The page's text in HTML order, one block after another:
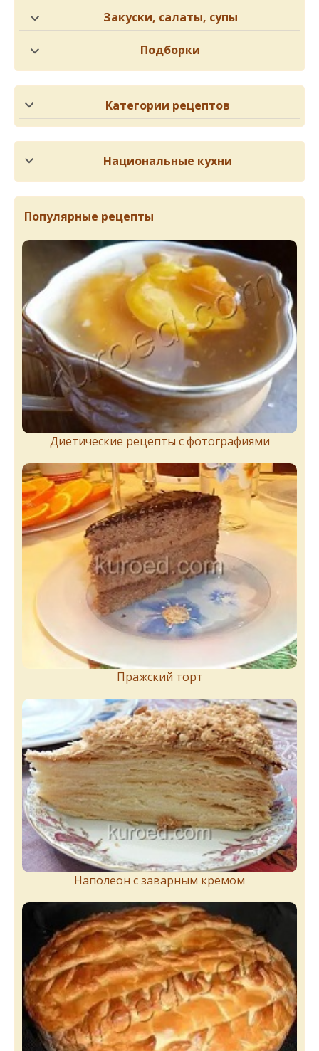
Закуски, салаты, супы
Подборки
Категории рецептов
Национальные кухни
Популярные рецепты
Диетические рецепты с фотографиями
Пражский торт
Наполеон с заварным кремом